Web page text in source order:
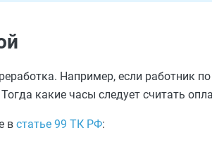
Например, если работник
какие часы следует считать
в статье 99 ТК РФ: